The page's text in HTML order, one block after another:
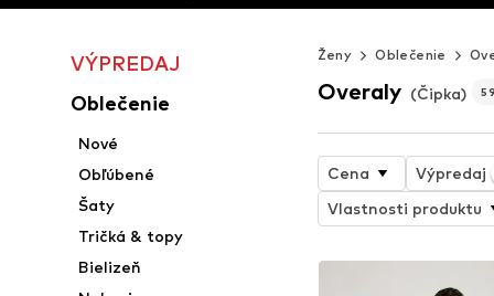
VÝPREDAJ
Oblečenie
Nové
Obľúbené
Šaty
Tričká & topy
Bielizeň
Ženy Oblečenie
Overaly (Čipka)
Cena
Výpredaj
Vlastnosti produktu